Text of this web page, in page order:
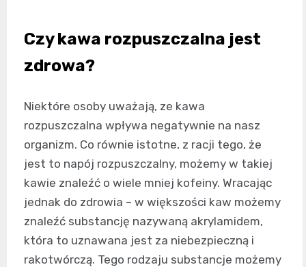
Czy kawa rozpuszczalna jest
zdrowa?
Niektóre osoby uważają, ze kawa
rozpuszczalna wpływa negatywnie na nasz
organizm. Co równie istotne, z racji tego, że
jest to napój rozpuszczalny, możemy w takiej
kawie znaleźć o wiele mniej kofeiny. Wracając
jednak do zdrowia – w większości kaw możemy
znaleźć substancję nazywaną akrylamidem,
która to uznawana jest za niebezpieczną i
rakotwórczą. Tego rodzaju substancje możemy